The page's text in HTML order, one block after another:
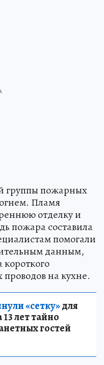
группы пожарных
Пламя
отделку и
пожара составила
помогали
данным,
короткого
на кухне.
«сетку»для
лет тайно
гостей